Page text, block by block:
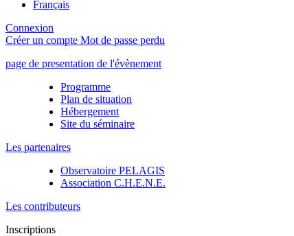
Français
Connexion
Créer un compte Mot de passe perdu
page de presentation de l'évènement
Programme
Plan de situation
Hébergement
Site du séminaire
Les partenaires
Observatoire PELAGIS
Association C.H.E.N.E.
Les contributeurs
Inscriptions